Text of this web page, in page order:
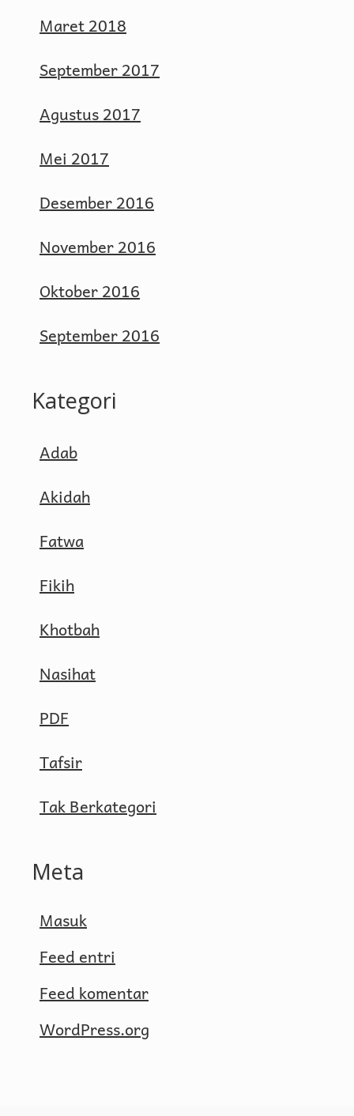
Maret 2018
September 2017
Agustus 2017
Mei 2017
Desember 2016
November 2016
Oktober 2016
September 2016
Kategori
Adab
Akidah
Fatwa
Fikih
Khotbah
Nasihat
PDF
Tafsir
Tak Berkategori
Meta
Masuk
Feed entri
Feed komentar
WordPress.org